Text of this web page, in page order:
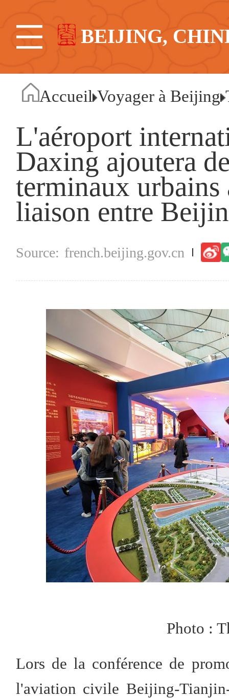
BEIJING,
Accueil Voyager à Beijing
L'aéroport
Daxing ajoutera
terminaux
liaison entre
french.beijing.gov.cn
Photo :
Lors de la conférence de
l'aviation civile Beijing-